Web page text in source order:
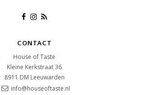
CONTACT
House of Taste
Kleine Kerkstraat 36
8911 DM Leeuwarden
info@houseoftaste.nl